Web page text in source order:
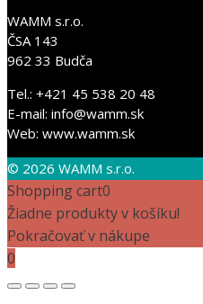
WAMM s.r.o.
ČSA 143
962 33 Budča
Tel.: +421 45 538 20 48
E-mail: info@wamm.sk
Web: www.wamm.sk
© 2026 WAMM s.r.o.
Shopping cart0
Žiadne produkty v košíku!
Pokračovať v nákupe
0